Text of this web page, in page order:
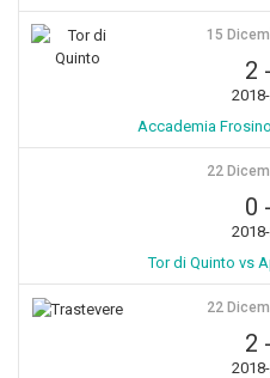
15
2 -
Accademia
22
0 -
Tor di Quinto vs
22
2 -